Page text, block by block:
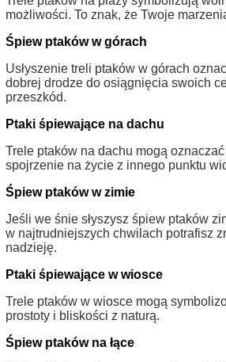
możliwości. To znak, że Twoje
Śpiew ptaków w górach
Usłyszenie treli ptaków w górach
dobrej drodze do osiągnięcia swoich
przeszkód.
Ptaki śpiewające na dachu
Trele ptaków na dachu mogą
spojrzenie na życie z innego punktu
Śpiew ptaków w zimie
Jeśli we śnie słyszysz śpiew ptaków
w najtrudniejszych chwilach potrafisz
nadzieję.
Ptaki śpiewające w wiosce
Trele ptaków w wiosce mogą
prostoty i bliskości z naturą.
Śpiew ptaków na łące